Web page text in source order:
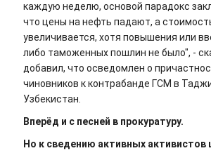
каждую неделю, основой парадокс
что цены на нефть падают, а
увеличивается, хотя повышения или
либо таможенных пошлин не было", -
добавил, что осведомлен о
чиновников к контрабанде ГСМ в
Узбекистан.
Вперёд и с песней в прокуратуру.
Но к сведению активных активистов